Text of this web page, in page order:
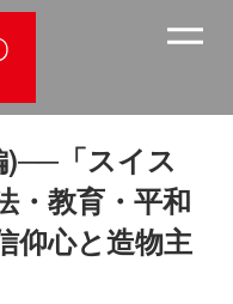
)──「スイス
・教育・平和
仰心と造物主